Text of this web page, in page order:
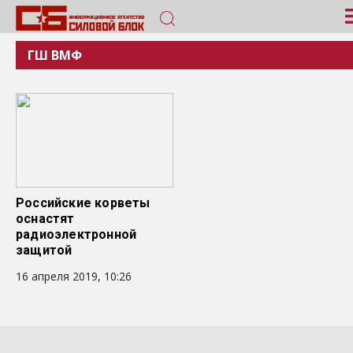
ГШ ВМФ
Российские корветы
оснастят
радиоэлектронной
защитой
16 апреля 2019, 10:26